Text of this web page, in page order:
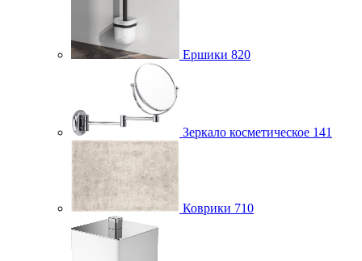
Ершики 820
Зеркало косметическое 141
Коврики 710